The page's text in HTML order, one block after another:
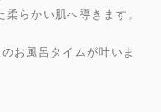
らかい肌へ導きます。
お風呂タイムが叶いま